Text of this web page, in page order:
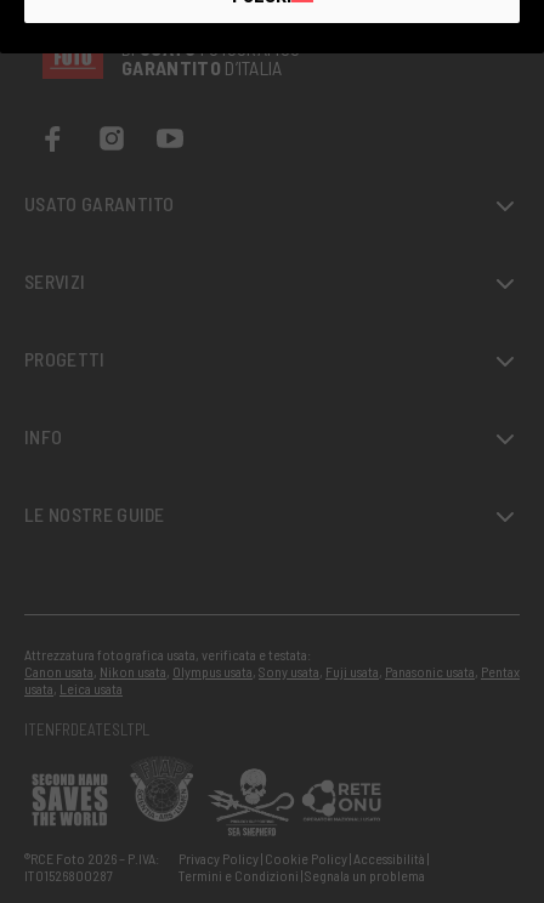
IL PIÙ GRANDE MERCATO
DIUSATOFOTOGRAFICO
GARANTITO D’ITALIA
USATO GARANTITO
SERVIZI
PROGETTI
INFO
LE NOSTRE GUIDE
Attrezzatura fotografica usata, verificata e testata:
Canon usata, Nikon usata, Olympus usata, Sony usata, Fuji usata, Panasonic usata, Pentax
usata, Leica usata
ITENFRDEATESLTPL
®RCE Foto 2026 – P.IVA:
IT01526800287
Privacy Policy Cookie Policy Accessibilità
Termini e Condizioni Segnala un problema